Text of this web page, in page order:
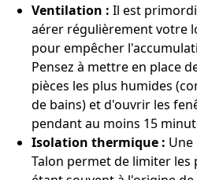
Ventilation : Il est
aérer régulièrement votre
pour empêcher
Pensez à mettre en place
pièces les plus humides
de bains) et d'ouvrir les
pendant au moins 15
Isolation thermique : Une
Talon permet de limiter